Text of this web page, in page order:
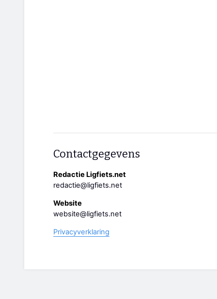
Contactgegevens
Redactie Ligfiets.net
redactie@ligfiets.net
Website
website@ligfiets.net
Privacyverklaring